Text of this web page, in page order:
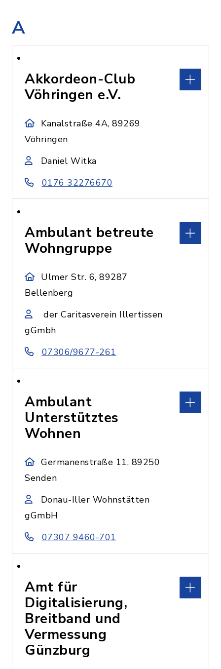
A
Akkordeon-Club
Vöhringen e.V.
Kanalstraße 4A, 89269
Vöhringen
Daniel Witka
0176 32276670
Ambulant betreute
Wohngruppe
Ulmer Str. 6, 89287
Bellenberg
der Caritasverein Illertissen
gGmbh
07306/9677-261
Ambulant
Unterstütztes
Wohnen
Germanenstraße 11, 89250
Senden
Donau-Iller Wohnstätten
gGmbH
07307 9460-701
Amt für
Digitalisierung,
Breitband und
Vermessung
Günzburg